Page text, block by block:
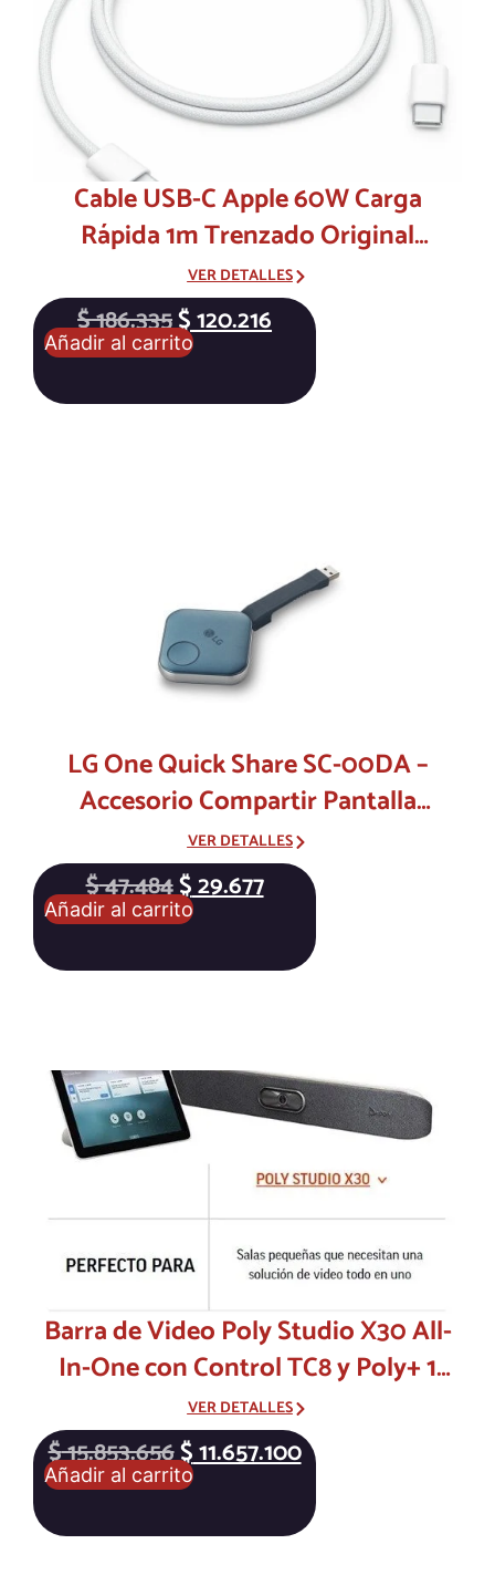
Cable USB-C Apple 60W Carga
Rápida 1m Trenzado Original
MW493AM/A
VER DETALLES
$186.335$120.216
Añadir al carrito
LG One Quick Share SC-00DA –
Accesorio Compartir Pantalla
Instantáneo
VER DETALLES
$47.484$29.677
Añadir al carrito
Barra de Video Poly Studio X30 All-
In-One con Control TC8 y Poly+ 1
Año – Videoconferencia 4K para
Salas de Reunión
VER DETALLES
$15.853.656$11.657.100
Añadir al carrito